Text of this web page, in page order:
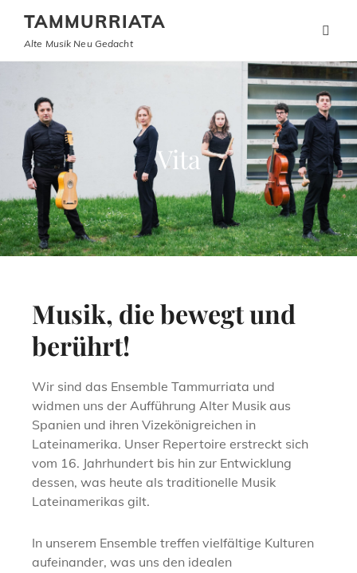
TAMMURRIATA
Alte Musik Neu Gedacht
Vita
Musik, die bewegt und
berührt!
Wir sind das Ensemble Tammurriata und
widmen uns der Aufführung Alter Musik aus
Spanien und ihren Vizekönigreichen in
Lateinamerika. Unser Repertoire erstreckt sich
vom 16. Jahrhundert bis hin zur Entwicklung
dessen, was heute als traditionelle Musik
Lateinamerikas gilt.
In unserem Ensemble treffen vielfältige Kulturen
aufeinander, was uns den idealen